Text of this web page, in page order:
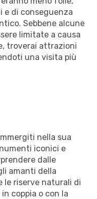
e di conseguenza
Sebbene alcune
limitate a causa
troverai attrazioni
una visita più
nella sua
iconici e
dalle
amanti della
le riserve naturali di
coppia o con la